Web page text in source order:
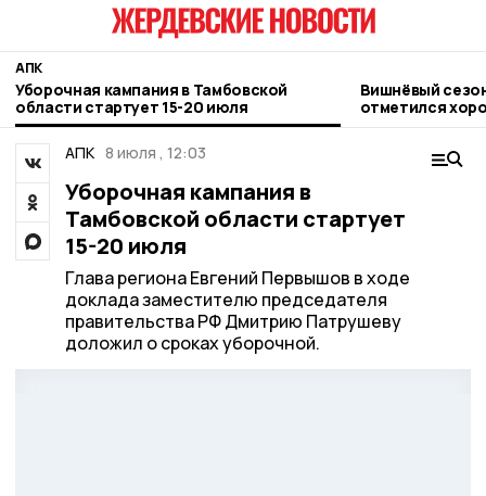
АПК
Уборочная кампания в Тамбовской
области стартует 15-20 июля
Вишнёвый
отметился
АПК 8 июля , 12:03
Уборочная кампания в
Тамбовской области стартует
15-20 июля
Глава региона Евгений Первышов в ходе
доклада заместителю председателя
правительства РФ Дмитрию Патрушеву
доложил о сроках уборочной.